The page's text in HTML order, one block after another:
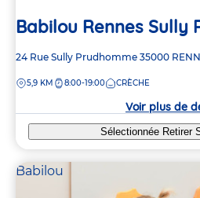
Babilou Rennes Sully
Adresse
la
24 Rue Sully Prudhomme 35000
DISTANCE
5,9 KM 8:00-19:00 CRÈCHE
Voir plus de
Sélectionnée Retirer
Babilou